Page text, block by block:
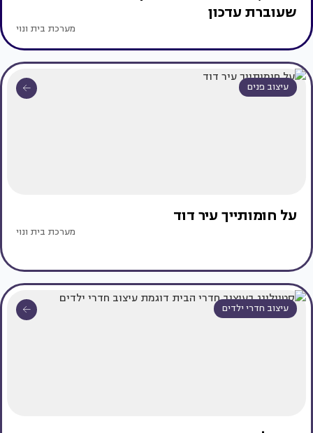
שעוברת עדכון
מערכת בית ונוי
עיצוב פנים
על חומותייך עיר דוד
מערכת בית ונוי
עיצוב חדרי ילדים